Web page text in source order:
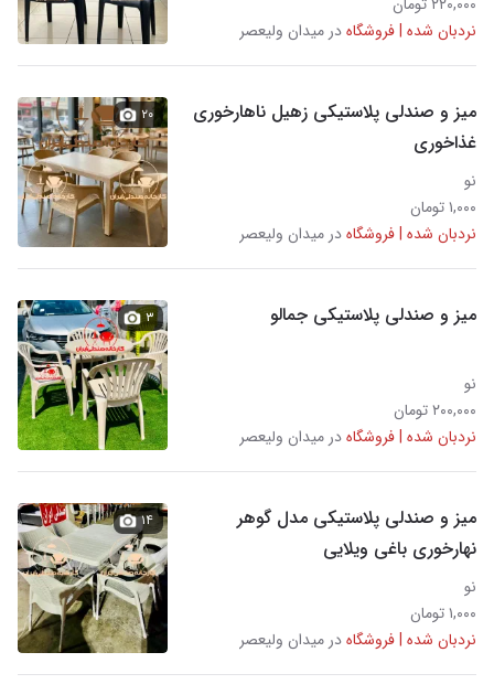
نردبان شده | فروشگاهدر میدان ولیعصر
میز و صندلی پلاستیکی زهیل ناهارخوری
غذاخوری
نو
۱,۰۰۰ تومان
نردبان شده | فروشگاهدر میدان ولیعصر
۲۰
میز و صندلی پلاستیکی جمالو
نو
۲۰۰,۰۰۰ تومان
نردبان شده | فروشگاهدر میدان ولیعصر
۳
میز و صندلی پلاستیکی مدل گوهر
نهارخوری باغی ویلایی
نو
۱,۰۰۰ تومان
نردبان شده | فروشگاهدر میدان ولیعصر
۱۴